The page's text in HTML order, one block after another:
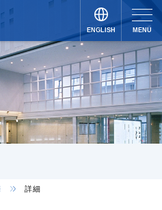
ENGLISH
JAPANESE
MENU
詳細